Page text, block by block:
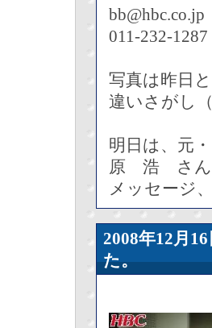
bb@hbc.co.jp
011-232-1287
写真は昨日
違いさがし
明日は、元
原 浩 さん
メッセージ
2008年12
た。